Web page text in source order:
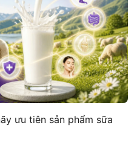
ưu tiên sản phẩm sữa